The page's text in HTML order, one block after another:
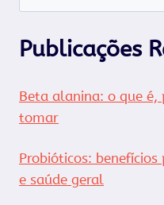
Publicações
Beta alanina: o que é,
tomar
Probióticos:
e saúde geral